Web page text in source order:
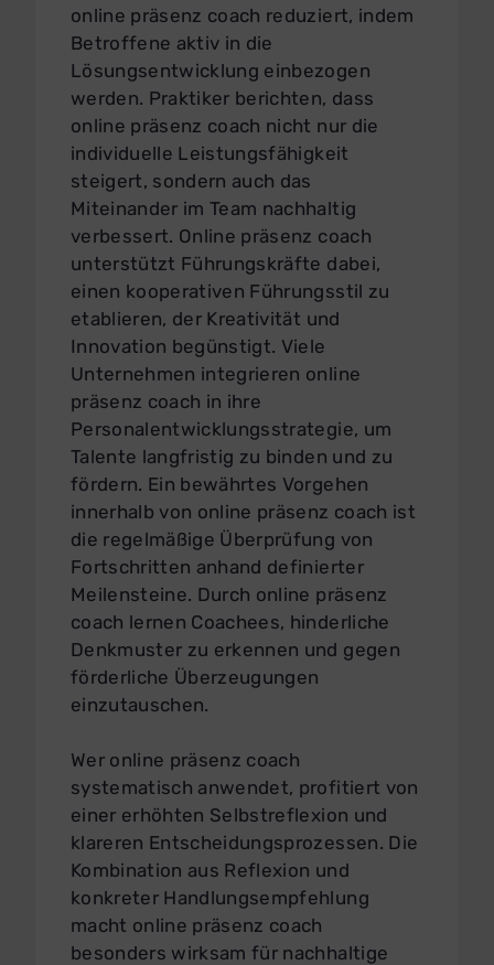
online präsenz coach reduziert, indem
Betroffene aktiv in die
Lösungsentwicklung einbezogen
werden. Praktiker berichten, dass
online präsenz coach nicht nur die
individuelle Leistungsfähigkeit
steigert, sondern auch das
Miteinander im Team nachhaltig
verbessert. Online präsenz coach
unterstützt Führungskräfte dabei,
einen kooperativen Führungsstil zu
etablieren, der Kreativität und
Innovation begünstigt. Viele
Unternehmen integrieren online
präsenz coach in ihre
Personalentwicklungsstrategie, um
Talente langfristig zu binden und zu
fördern. Ein bewährtes Vorgehen
innerhalb von online präsenz coach ist
die regelmäßige Überprüfung von
Fortschritten anhand definierter
Meilensteine. Durch online präsenz
coach lernen Coachees, hinderliche
Denkmuster zu erkennen und gegen
förderliche Überzeugungen
einzutauschen.
Wer online präsenz coach
systematisch anwendet, profitiert von
einer erhöhten Selbstreflexion und
klareren Entscheidungsprozessen. Die
Kombination aus Reflexion und
konkreter Handlungsempfehlung
macht online präsenz coach
besonders wirksam für nachhaltige